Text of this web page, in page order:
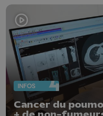
INFOS
Cancer du